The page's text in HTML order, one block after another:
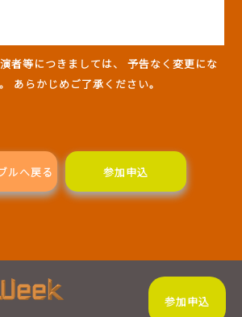
者等につきましては、 予告なく変更にな
あらかじめご了承ください。
ルへ戻る 参加申込
参加申込